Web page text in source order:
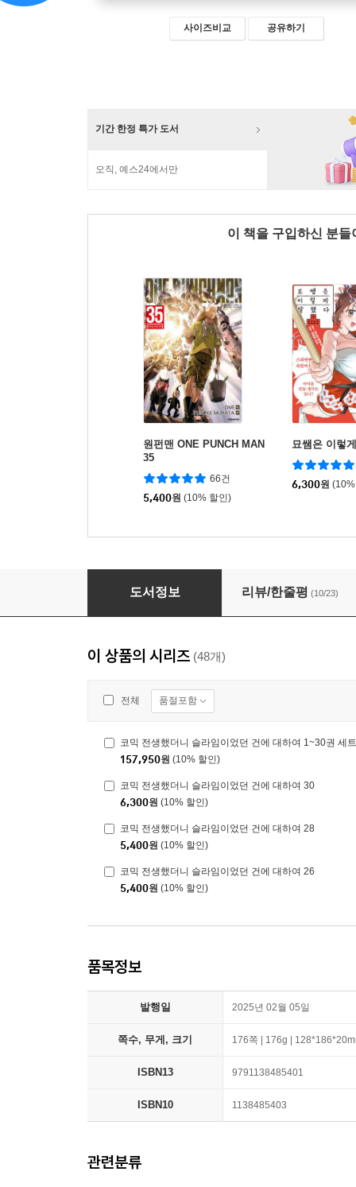
사이즈비교 공유하기
기간 한정 특가 도서
오직, 예스24에서만
이 책을 구입하신 분
원펀맨 ONE PUNCH MAN
35
66건
5,400원 (10% 할인)
묘쌤은 이렇
6,300원
코믹 전생했더니 슬라임이었던 건에 대하여 27
도서정보 리뷰/한줄평 (10/23)
이 상품의 시리즈 (48개)
전체 품절포함
코믹 전생했더니 슬라임이었던 건에 대하여 1~30권 세트
157,950원 (10% 할인)
코믹 전생했더니 슬라임이었던 건에 대하여 30
6,300원 (10% 할인)
코믹 전생했더니 슬라임이었던 건에 대하여 28
5,400원 (10% 할인)
코믹 전생했더니 슬라임이었던 건에 대하여 26
5,400원 (10% 할인)
품목정보
발행일 2025년 02월 05일
쪽수, 무게, 크기 176쪽 | 176g |
ISBN13 9791138485401
ISBN10 1138485403
관련분류